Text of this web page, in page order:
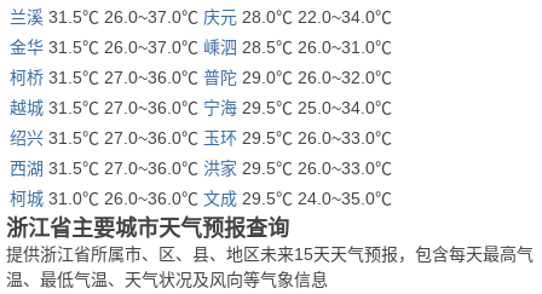
兰溪 31.5℃ 26.0~37.0℃ 庆元 28.0℃ 22.0~34.0℃
金华 31.5℃ 26.0~37.0℃ 嵊泗 28.5℃ 26.0~31.0℃
柯桥 31.5℃ 27.0~36.0℃ 普陀 29.0℃ 26.0~32.0℃
越城 31.5℃ 27.0~36.0℃ 宁海 29.5℃ 25.0~34.0℃
绍兴 31.5℃ 27.0~36.0℃ 玉环 29.5℃ 26.0~33.0℃
西湖 31.5℃ 27.0~36.0℃ 洪家 29.5℃ 26.0~33.0℃
柯城 31.0℃ 26.0~36.0℃ 文成 29.5℃ 24.0~35.0℃
浙江省主要城市天气预报查询
提供浙江省所属市、区、县、地区未来15天天气预报，包含每天最高气
温、最低气温、天气状况及风向等气象信息